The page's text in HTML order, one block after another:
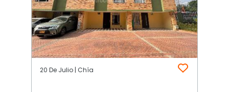
20 De Julio | Chía